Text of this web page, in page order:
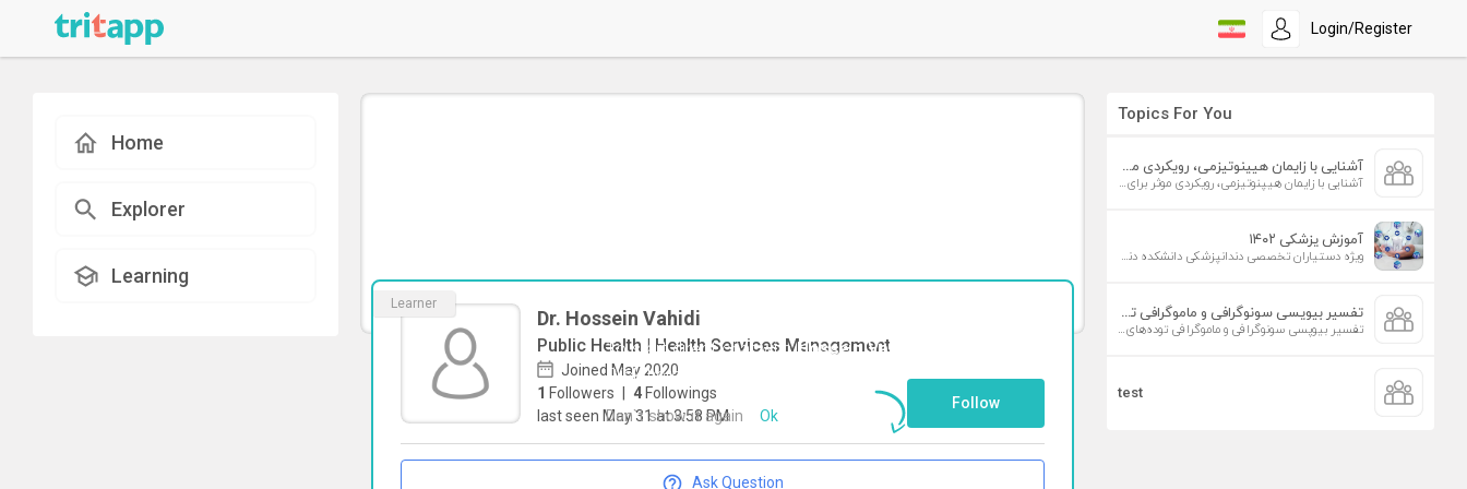
Login/Register
Home
Explorer
Learning
Learner
Dr. Hossein Vahidi
Public Health | Health Services Management
Joined May 2020
1 Followers 4 Followings
last seen May 31 at 3:58 PM
Follow
Ask Question
Topics For You
آشنایی با زایمان هیپنوتیزمی، رویکردی موثر برای افزایش تمایل به زایمان طبیعی
آشنایی با زایمان هیپنوتیزمی، رویکردی موثر برای افزایش تمایل به زایمان طبیعی
آموزش پزشکی ۱۴۰۲
ویژه دستیاران تخصصی دندانپزشکی دانشکده دندانپزشکی دانشگاه علوم پزشکی تهران
تفسیر بیوپسی سونوگرافی و ماموگرافی توده‌های پستان
تفسیر بیوپسی سونوگرافی و ماموگرافی توده‌های پستان
test
To start direct chat withHossein Vahidi
Click here
Don`t show it again Ok